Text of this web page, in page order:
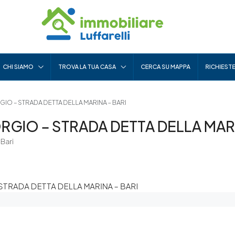
CHI SIAMO TROVA LA TUA CASA CERCA SU MAPPA RICHIESTE
– STRADA DETTA DELLA MARINA – BARI
– STRADA DETTA DELLA